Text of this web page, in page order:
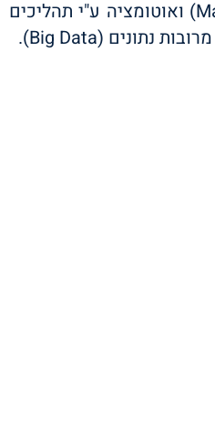
מכונה (Machine Learning) ואוטומציה ע"י תהליכים